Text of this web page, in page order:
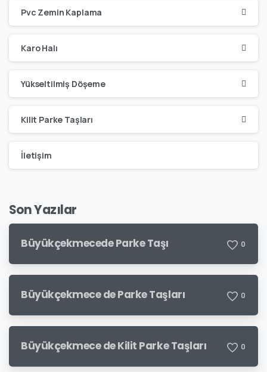
Pvc Zemin Kaplama
Karo Halı
Yükseltilmiş Döşeme
Kilit Parke Taşları
İletişim
Son Yazılar
Büyükçekmecede Parke Taşı 0
Büyükçekmece de Parke Taşları 0
Büyükçekmece de Kilit Parke Taşları 0